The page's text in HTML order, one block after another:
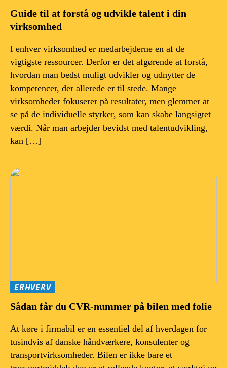
Guide til at forstå og udvikle talent i din
virksomhed
I enhver virksomhed er medarbejderne en af de
vigtigste ressourcer. Derfor er det afgørende at forstå,
hvordan man bedst muligt udvikler og udnytter de
kompetencer, der allerede er til stede. Mange
virksomheder fokuserer på resultater, men glemmer at
se på de individuelle styrker, som kan skabe langsigtet
værdi. Når man arbejder bevidst med talentudvikling,
kan […]
ERHVERV
Sådan får du CVR-nummer på bilen med folie
At køre i firmabil er en essentiel del af hverdagen for
tusindvis af danske håndværkere, konsulenter og
transportvirksomheder. Bilen er ikke bare et